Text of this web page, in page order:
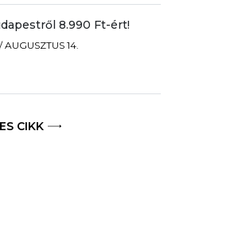
8.990 Ft-ért!
/AUGUSZTUS 14.
CIKK